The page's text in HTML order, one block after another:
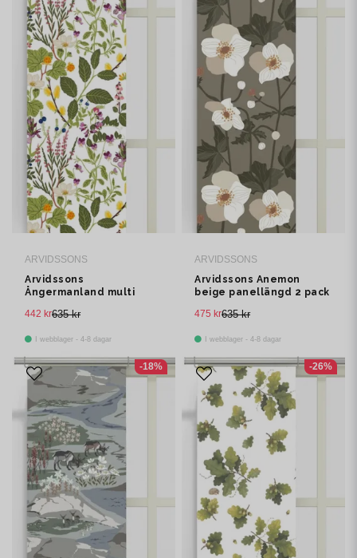
ARVIDSSONS
Arvidssons
Ångermanland multi
635 kr
442 kr
I webblager - 4-8 dagar
ARVIDSSONS
Arvidssons Anemon
beige panellängd 2 pack
635 kr
475 kr
I webblager - 4-8 dagar
-18% -26%